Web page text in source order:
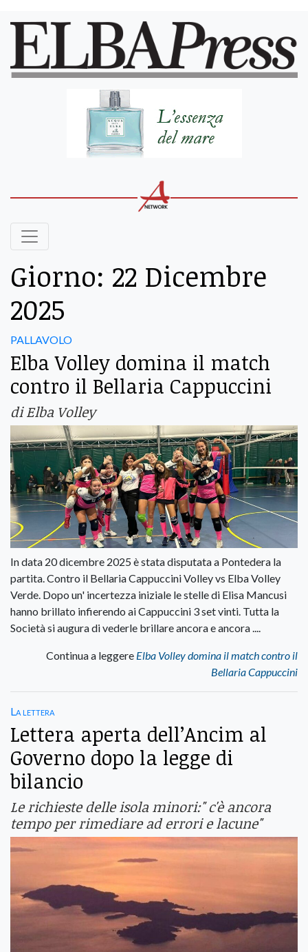
Giorno: 22 Dicembre
2025
PALLAVOLO
Elba Volley domina il match
contro il Bellaria Cappuccini
di Elba Volley
In data 20 dicembre 2025 è stata disputata a Pontedera la
partita. Contro il Bellaria Cappuccini Volley vs Elba Volley
Verde. Dopo un' incertezza iniziale le stelle di Elisa Mancusi
hanno brillato infierendo ai Cappuccini 3 set vinti. Tutta la
Società si augura di vederle brillare ancora e ancora ....
Continua a leggere Elba Volley domina il match contro il
Bellaria Cappuccini
La lettera
Lettera aperta dell’Ancim al
Governo dopo la legge di
bilancio
Le richieste delle isola minori:" c'è ancora
tempo per rimediare ad errori e lacune"